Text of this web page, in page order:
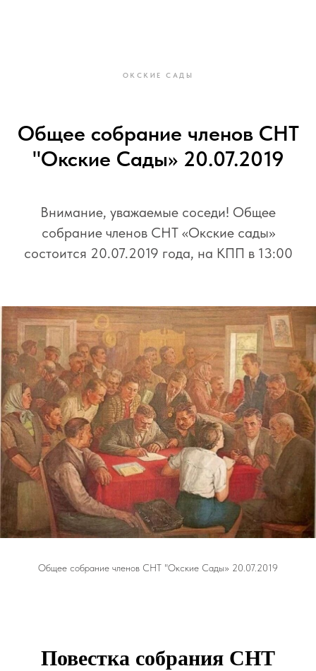
ОКСКИЕ САДЫ
Общее собрание членов СНТ
"Окские Сады» 20.07.2019
Внимание, уважаемые соседи! Общее
собрание членов СНТ «Окские сады»
состоится 20.07.2019 года, на КПП в 13:00
Общее собрание членов СНТ "Окские Сады» 20.07.2019
Повестка собрания СНТ